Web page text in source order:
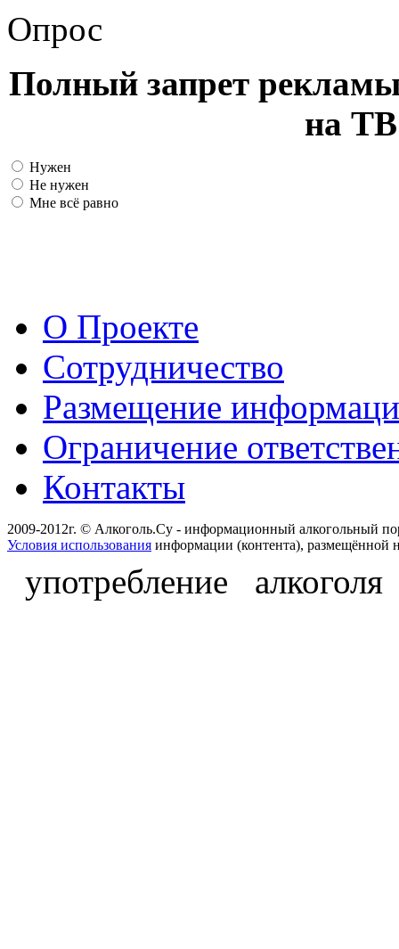
Опрос
Полный запрет
на ТВ
Нужен
Не нужен
Мне всё равно
О Проекте
Сотрудничество
Размещение
Ограничение
Контакты
2009-2012г. © Алкоголь.Су - информационный алкогольный
Условия использования информации (контента), размещённой
употребление